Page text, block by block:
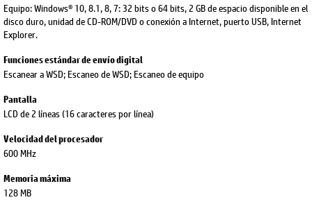
Equipo: Windows® 10, 8.1, 8, 7: 32 bits o 64 bits, 2 GB de espacio disponible en el
disco duro, unidad de CD-ROM/DVD o conexión a Internet, puerto USB, Internet
Explorer.
Funciones estándar de envío digital
Escanear a WSD; Escaneo de WSD; Escaneo de equipo
Pantalla
LCD de 2 líneas (16 caracteres por línea)
Velocidad del procesador
600 MHz
Memoria máxima
128 MB